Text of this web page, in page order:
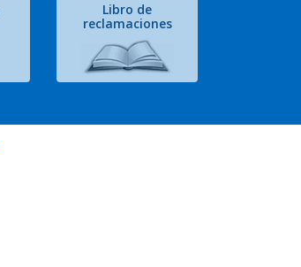
Libro de
reclamaciones